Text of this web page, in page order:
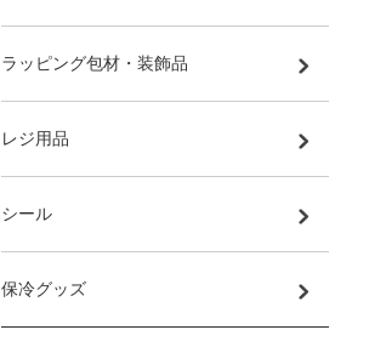
ラッピング包材・装飾品
レジ用品
シール
保冷グッズ